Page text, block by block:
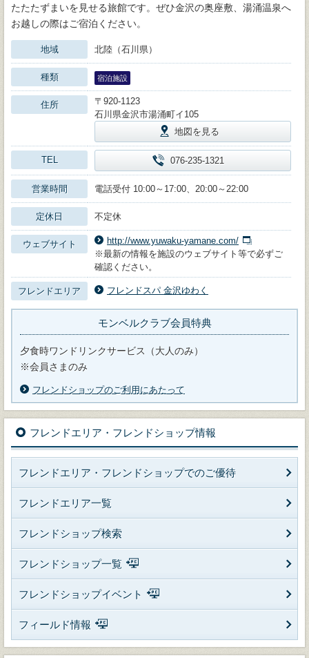
たたたずまいを見せる旅館です。ぜひ金沢の奥座敷、湯涌温泉へ
お越しの際はご宿泊ください。
地域 北陸（石川県）
種類 宿泊施設
住所
〒920-1123
石川県金沢市湯涌町イ105
地図を見る
TEL 076-235-1321
営業時間 電話受付 10:00～17:00、20:00～22:00
定休日 不定休
ウェブサイト
http://www.yuwaku-yamane.com/
※最新の情報を施設のウェブサイト等で必ずご
確認ください。
フレンドエリア フレンドスパ 金沢ゆわく
モンベルクラブ会員特典
夕食時ワンドリンクサービス（大人のみ）
※会員さまのみ
フレンドショップのご利用にあたって
フレンドエリア・フレンドショップ情報
フレンドエリア・フレンドショップでのご優待
フレンドエリア一覧
フレンドショップ検索
フレンドショップ一覧
フレンドショップイベント
フィールド情報